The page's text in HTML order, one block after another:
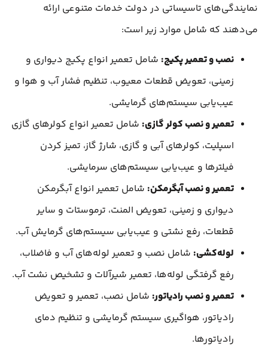
نمایندگی‌های تاسیساتی در دولت خدمات متنوعی ارائه
می‌دهند که شامل موارد زیر است:
نصب و تعمیر پکیج: شامل تعمیر انواع پکیج دیواری و
زمینی، تعویض قطعات معیوب، تنظیم فشار آب و هوا و
عیب‌یابی سیستم‌های گرمایشی.
تعمیر و نصب کولر گازی: شامل تعمیر انواع کولرهای گازی
اسپلیت، کولرهای آبی و گازی، شارژ گاز، تمیز کردن
فیلترها و عیب‌یابی سیستم‌های سرمایشی.
تعمیر و نصب آبگرمکن: شامل تعمیر انواع آبگرمکن
دیواری و زمینی، تعویض المنت، ترموستات و سایر
قطعات، رفع نشتی و عیب‌یابی سیستم‌های گرمایش آب.
لوله‌کشی: شامل نصب و تعمیر لوله‌های آب و فاضلاب،
رفع گرفتگی لوله‌ها، تعمیر شیرآلات و تشخیص نشت آب.
تعمیر و نصب رادیاتور: شامل نصب، تعمیر و تعویض
رادیاتور، هواگیری سیستم گرمایشی و تنظیم دمای
رادیاتورها.